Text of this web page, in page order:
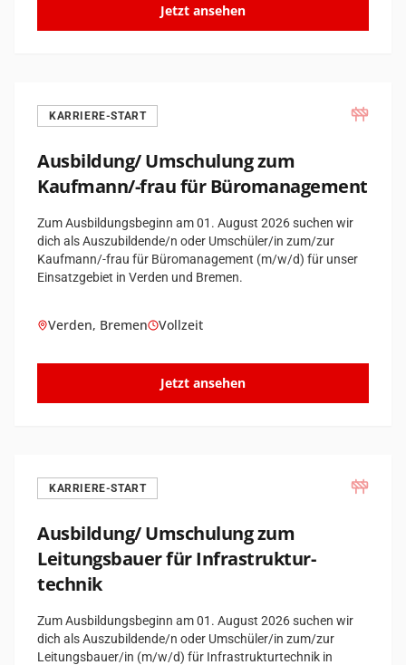
Jetzt ansehen
KARRIERE-START
Ausbildung/ Umschulung zum
Kaufmann/-frau für Büro­management
Zum Ausbildungsbeginn am 01. August 2026 suchen wir
dich als Auszubildende/n oder Umschüler/in zum/zur
Kaufmann/-frau für Büromanagement (m/w/d) für unser
Einsatzgebiet in Verden und Bremen.
Verden, Bremen Vollzeit
Jetzt ansehen
KARRIERE-START
Ausbildung/ Umschulung zum
Leitungsbauer für Infrastruktur­
technik
Zum Ausbildungsbeginn am 01. August 2026 suchen wir
dich als Auszubildende/n oder Umschüler/in zum/zur
Leitungsbauer/in (m/w/d) für Infrastrukturtechnik in